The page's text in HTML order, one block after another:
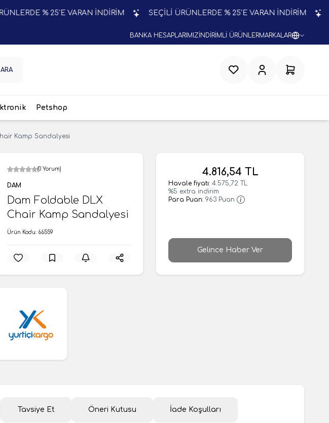
% 25'E VARAN İNDİRİM SEÇİLİ ÜRÜNLERDE % 25'E VARAN İNDİRİM
BANKA HESAPLARIMIZ İNDİRİMLİ ÜRÜNLERMARKALAR
ARA FavorilerimHesabım Sepetim
Petshop
Kamp Sandalyesi
(0 Yorum)
DAM
Dam Foldable DLX
Chair Kamp Sandalyesi
Ürün Kodu: 66559
4.816,54 TL
Havale fiyatı: 4.575,72 TL
%5 extra indirim
Para Puan: 963 Puan
Gelince Haber Ver
Tavsiye Et Öneri Kutusu İade Koşulları